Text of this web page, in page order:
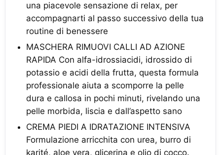
una piacevole sensazione di relax, per
accompagnarti al passo successivo della tua
routine di benessere
MASCHERA RIMUOVI CALLI AD AZIONE
RAPIDA Con alfa-idrossiacidi, idrossido di
potassio e acidi della frutta, questa formula
professionale aiuta a scomporre la pelle
dura e callosa in pochi minuti, rivelando una
pelle morbida, liscia e dall’aspetto sano
CREMA PIEDI A IDRATAZIONE INTENSIVA
Formulazione arricchita con urea, burro di
karité, aloe vera, glicerina e olio di cocco.